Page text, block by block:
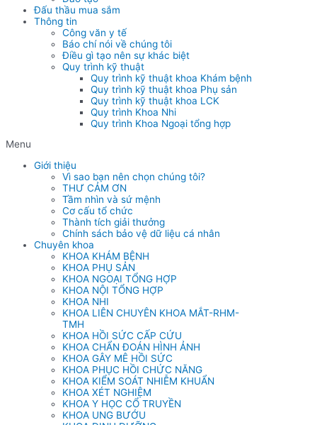
Đấu thầu mua sắm
Thông tin
Công văn y tế
Báo chí nói về chúng tôi
Điều gì tạo nên sự khác biệt
Quy trình kỹ thuật
Quy trình kỹ thuật khoa Khám bệnh
Quy trình kỹ thuật khoa Phụ sản
Quy trình kỹ thuật khoa LCK
Quy trình Khoa Nhi
Quy trình Khoa Ngoại tổng hợp
Menu
Giới thiệu
Vì sao bạn nên chọn chúng tôi?
THƯ CẢM ƠN
Tầm nhìn và sứ mệnh
Cơ cấu tổ chức
Thành tích giải thưởng
Chính sách bảo vệ dữ liệu cá nhân
Chuyên khoa
KHOA KHÁM BỆNH
KHOA PHỤ SẢN
KHOA NGOẠI TỔNG HỢP
KHOA NỘI TỔNG HỢP
KHOA NHI
KHOA LIÊN CHUYÊN KHOA MẮT-RHM-
TMH
KHOA HỒI SỨC CẤP CỨU
KHOA CHẨN ĐOÁN HÌNH ẢNH
KHOA GÂY MÊ HỒI SỨC
KHOA PHỤC HỒI CHỨC NĂNG
KHOA KIỂM SOÁT NHIỄM KHUẨN
KHOA XÉT NGHIỆM
KHOA Y HỌC CỔ TRUYỀN
KHOA UNG BƯỚU